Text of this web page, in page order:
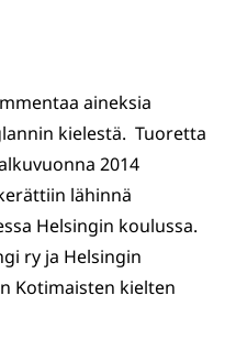
aineksia
kielestä. Tuoretta
2014
lähinnä
Helsingin koulussa.
ry ja Helsingin
Kotimaisten kielten